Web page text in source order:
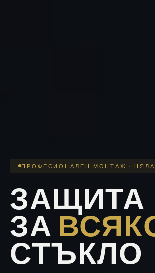
ПРОФЕСИОНАЛЕН МОНТАЖ · ЦЯЛА
ЗАЩИТА
ЗА
СТЪКЛО